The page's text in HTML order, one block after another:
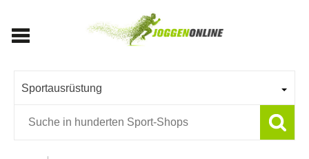
Sportausrüstung